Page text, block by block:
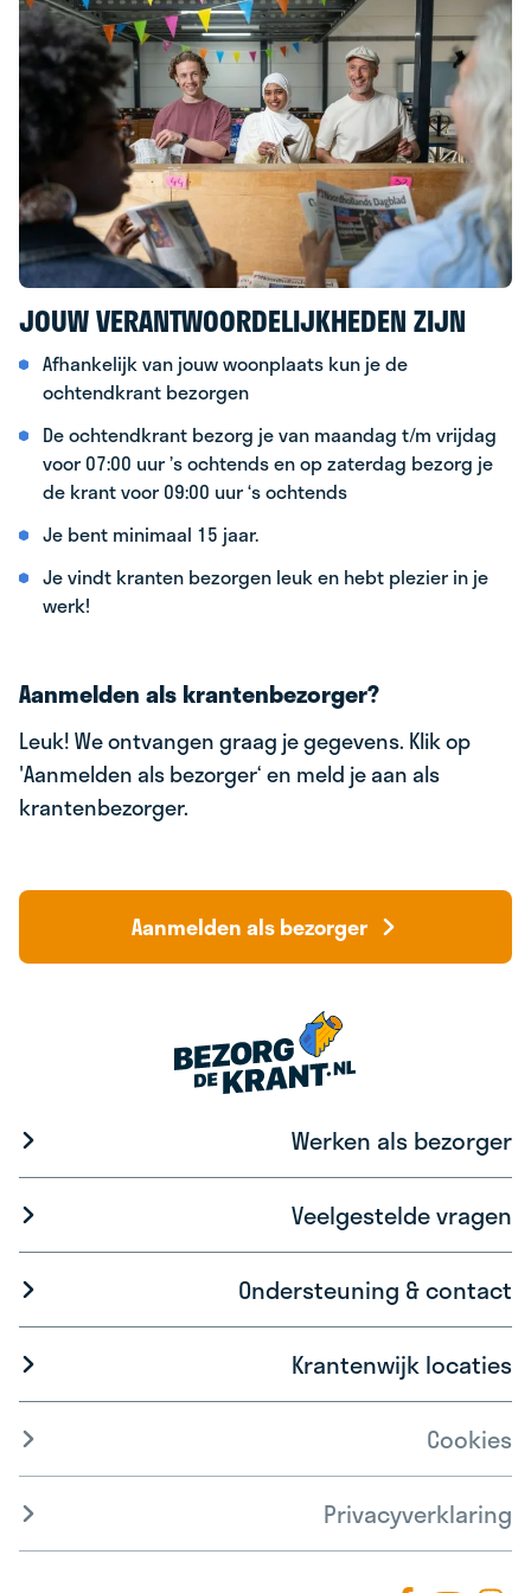
JOUW VERANTWOORDELIJKHEDEN ZIJN
Afhankelijk van jouw woonplaats kun je de
ochtendkrant bezorgen
De ochtendkrant bezorg je van maandag t/m vrijdag
voor 07:00 uur ’s ochtends en op zaterdag bezorg je
de krant voor 09:00 uur ‘s ochtends
Je bent minimaal 15 jaar.
Je vindt kranten bezorgen leuk en hebt plezier in je
werk!
Aanmelden als krantenbezorger?
Leuk! We ontvangen graag je gegevens. Klik op
'Aanmelden als bezorger‘ en meld je aan als
krantenbezorger.
Aanmelden als bezorger
Werken als bezorger
Veelgestelde vragen
Ondersteuning & contact
Krantenwijk locaties
Cookies
Privacyverklaring